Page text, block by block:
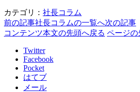
カテゴリ： 社長コラム
前の記事社長コラムの一覧へ次の記事
コンテンツ本文の先頭へ戻る ページの
Twitter
Facebook
Pocket
はてブ
メール